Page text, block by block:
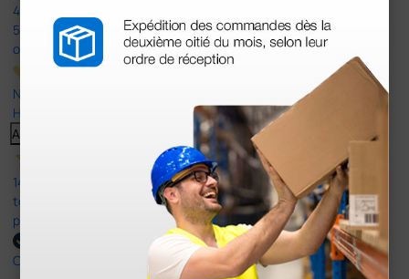
4,4
597
opiniones
Nuestras reseñas de 4 y 5 estrellas.
Haga clic aquí para leerlos todos >
Anterior
14 Jul 2026
todo correcto. podria señalar que un poco caro los portes y el
plazo de entrega se alarga.
Comprador verificado